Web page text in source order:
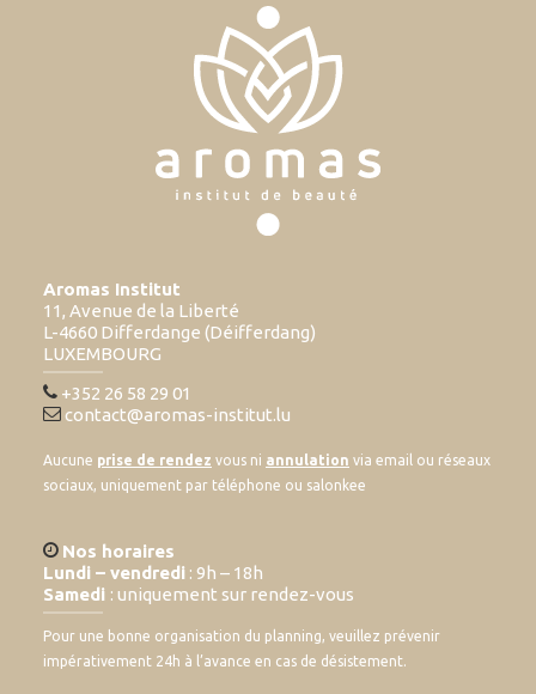
Aromas Institut
11, Avenue de la Liberté
L-4660 Differdange (Déifferdang)
LUXEMBOURG
+352 26 58 29 01
contact@aromas-institut.lu
Aucune prise de rendez vous ni annulation via email ou réseaux
sociaux, uniquement par téléphone ou salonkee
Nos horaires
Lundi – vendredi : 9h – 18h
Samedi : uniquement sur rendez-vous
Pour une bonne organisation du planning, veuillez prévenir
impérativement 24h à l’avance en cas de désistement.